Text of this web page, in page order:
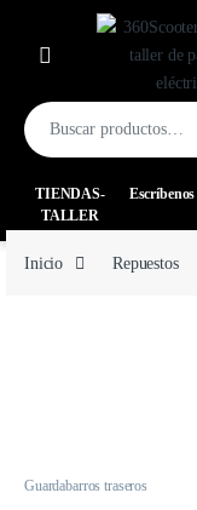
TIENDAS-
TALLER
Escríbenos
Inicio Repuestos
Guardabarros traseros